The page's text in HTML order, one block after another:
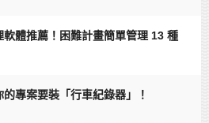
軟體推薦！困難計畫簡單管理 13 種
專案要裝「行車紀錄器」！